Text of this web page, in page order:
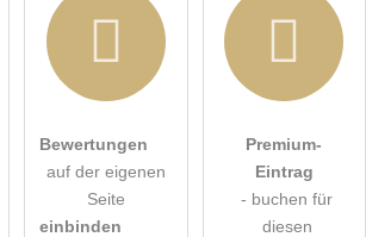
Bewertungen
auf der eigenen
Seite
einbinden
Premium-
Eintrag
- buchen für
diesen